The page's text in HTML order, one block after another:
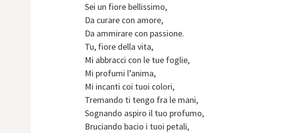
Sei un fiore bellissimo,
Da curare con amore,
Da ammirare con passione.
Tu, fiore della vita,
Mi abbracci con le tue foglie,
Mi profumi l’anima,
Mi incanti coi tuoi colori,
Tremando ti tengo fra le mani,
Sognando aspiro il tuo profumo,
Bruciando bacio i tuoi petali,